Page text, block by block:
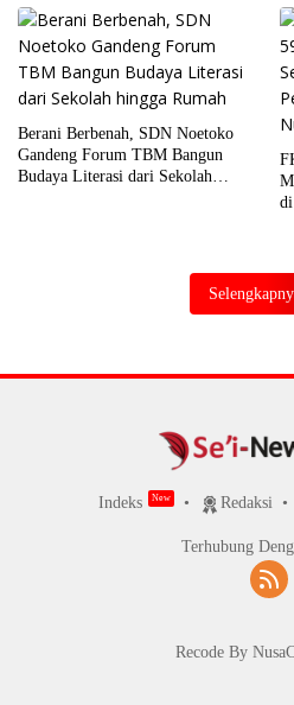
Berani Berbenah, SDN Noetoko
Gandeng Forum TBM Bangun
Budaya Literasi dari Sekolah
Indeks Redaksi
Terhubung
Recode By